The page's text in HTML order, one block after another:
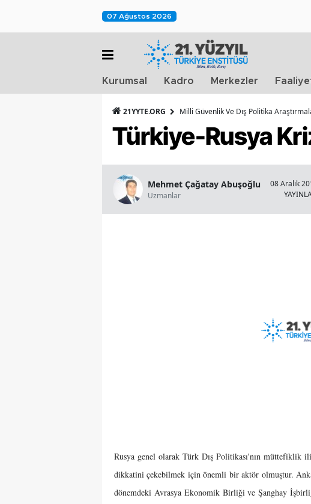
07 Ağustos 2026
Kurumsal Kadro Merkezler
21YYTE.ORG Milli Güvenlik Ve Dış Politika
Türkiye-Rusya
Mehmet Çağatay Abuşoğlu
Uzmanlar
08 Aralık
Rusya genel olarak Türk Dış Politikası'nın müttefiklik
dikkatini çekebilmek için önemli bir aktör olmuştur.
dönemdeki Avrasya Ekonomik Birliği ve Şanghay